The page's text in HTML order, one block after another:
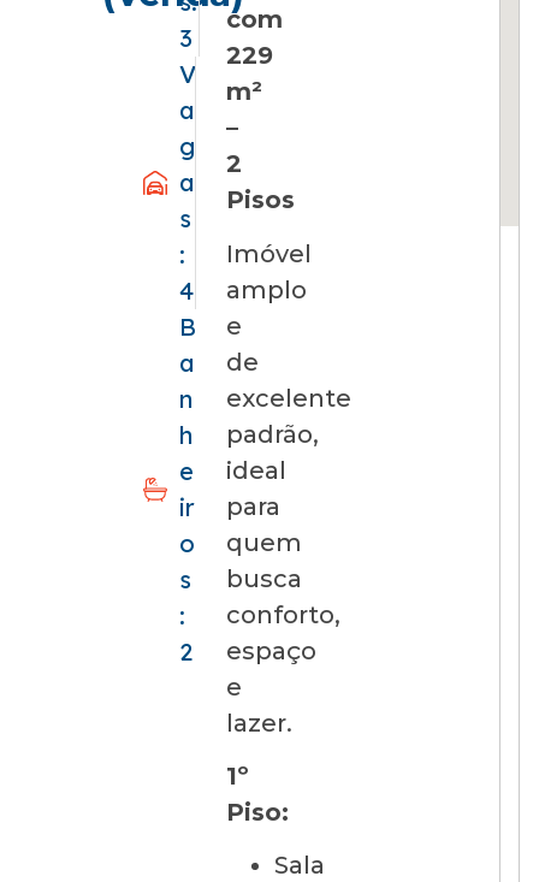
3
V
a
g
a
s
:
4
B
a
n
h
e
ir
o
s
:
2
com
229
m²
–
2
Pisos
Imóvel
amplo
e
de
excelente
padrão,
ideal
para
quem
busca
conforto,
espaço
e
lazer.
1º
Piso:
Sala